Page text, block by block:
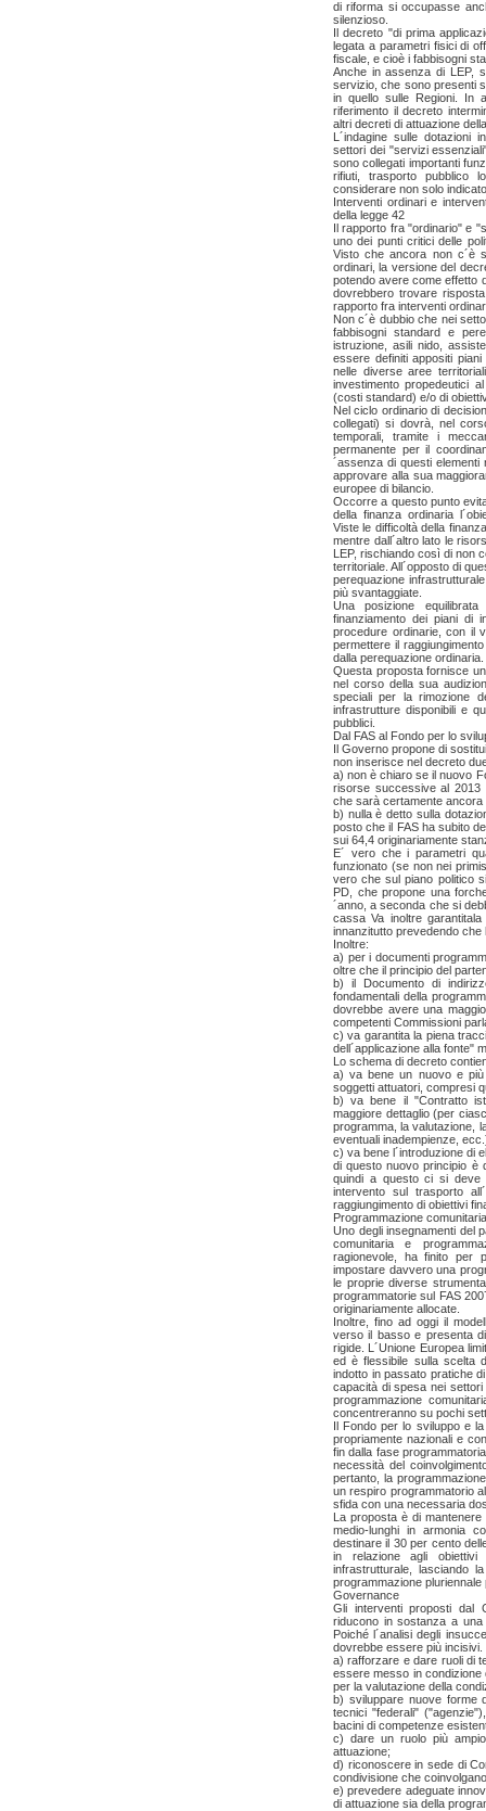
di riforma si occupasse
silenzioso.
Il decreto "di prima
legata a parametri fisici di
fiscale, e cioè i fabbisogni
Anche in assenza di LEP,
servizio, che sono presenti
in quello sulle Regioni. In
riferimento il decreto
altri decreti di attuazione
L´indagine sulle dotazioni
settori dei "servizi
sono collegati importanti
rifiuti, trasporto pubblico
considerare non solo
Interventi ordinari e
della legge 42
Il rapporto fra "ordinario" e
uno dei punti critici delle
Visto che ancora non c´è
ordinari, la versione del
potendo avere come effetto
dovrebbero trovare
rapporto fra interventi
Non c´è dubbio che nei
fabbisogni standard e
istruzione, asili nido,
essere definiti appositi
nelle diverse aree
investimento propedeutici
(costi standard) e/o di
Nel ciclo ordinario di
collegati) si dovrà, nel
temporali, tramite i
permanente per il
´assenza di questi
approvare alla sua
europee di bilancio.
Occorre a questo punto
della finanza ordinaria
Viste le difficoltà della
mentre dall´altro lato le
LEP, rischiando così di non
territoriale. All´opposto di
perequazione
più svantaggiate.
Una posizione
finanziamento dei piani di
procedure ordinarie, con il
permettere il
dalla perequazione ordinaria.
Questa proposta fornisce
nel corso della sua
speciali per la rimozione
infrastrutture disponibili e
pubblici.
Dal FAS al Fondo per lo
Il Governo propone di
non inserisce nel decreto
a) non è chiaro se il nuovo
risorse successive al 2013
che sarà certamente ancora
b) nulla è detto sulla
posto che il FAS ha subito
sui 64,4 originariamente
E´ vero che i parametri
funzionato (se non nei
vero che sul piano politico
PD, che propone una
´anno, a seconda che si
cassa Va inoltre
innanzitutto prevedendo
Inoltre:
a) per i documenti
oltre che il principio del
b) il Documento di
fondamentali della
dovrebbe avere una
competenti Commissioni
c) va garantita la piena
dell´applicazione alla fonte"
Lo schema di decreto
a) va bene un nuovo e
soggetti attuatori, compresi
b) va bene il "Contratto
maggiore dettaglio (per
programma, la valutazione,
eventuali inadempienze,
c) va bene l´introduzione di
di questo nuovo principio è
quindi a questo ci si deve
intervento sul trasporto
raggiungimento di obiettivi
Programmazione
Uno degli insegnamenti del
comunitaria e
ragionevole, ha finito per
impostare davvero una
le proprie diverse
programmatorie sul FAS
originariamente allocate.
Inoltre, fino ad oggi il
verso il basso e presenta
rigide. L´Unione Europea
ed è flessibile sulla scelta
indotto in passato pratiche
capacità di spesa nei
programmazione
concentreranno su pochi
Il Fondo per lo sviluppo e
propriamente nazionali e
fin dalla fase
necessità del
pertanto, la
un respiro programmatorio
sfida con una necessaria
La proposta è di
medio-lunghi in armonia
destinare il 30 per cento
in relazione agli obiettivi
infrastrutturale, lasciando
programmazione
Governance
Gli interventi proposti dal
riducono in sostanza a una
Poiché l´analisi degli
dovrebbe essere più
a) rafforzare e dare ruoli di
essere messo in condizione
per la valutazione della
b) sviluppare nuove forme
tecnici "federali"
bacini di competenze
c) dare un ruolo più
attuazione;
d) riconoscere in sede di
condivisione che
e) prevedere adeguate
di attuazione sia della